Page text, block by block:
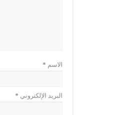
الاسم *
البريد الإلكتروني *